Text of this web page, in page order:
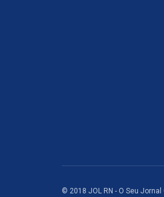
© 2018 JOL RN - O Seu